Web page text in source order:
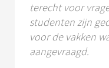
terecht voor
studenten zijn
voor de vakken
aangevraagd.